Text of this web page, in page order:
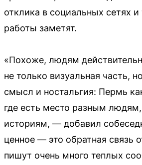
отклика в социальных сетях и
работы заметят.
«Похоже, людям
не только визуальная часть,
смысл и ностальгия: Пермь
где есть место разным
историям, — добавил
ценное — это обратная связь
пишут очень много теплых